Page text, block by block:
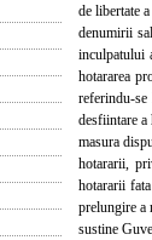
de libertate
denumirii
inculpatului
hotararea
referindu-se
desfiintare a
masura
hotararii,
hotararii
prelungire a
sustine